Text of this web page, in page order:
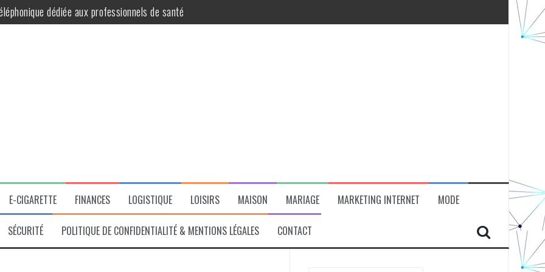
cheveux éclatants de santé
praticité au quotidien
des diagnostics obligatoires pour votre bien
E-CIGARETTE FINANCES LOGISTIQUE LOISIRS MAISON MARIAGE MARKETING INTERNET MODE
SÉCURITÉ POLITIQUE DE CONFIDENTIALITÉ & MENTIONS LÉGALES CONTACT